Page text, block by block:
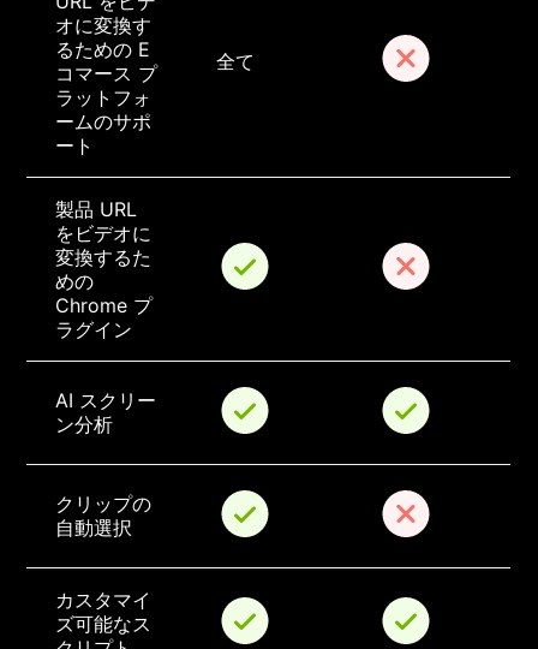
オに変換す
るための E
コマース プ
ラットフォ
ームのサポ
ート
全て
製品 URL
をビデオに
変換するた
めの
Chrome プ
ラグイン
AI スクリー
ン分析
クリップの
自動選択
カスタマイ
ズ可能なス